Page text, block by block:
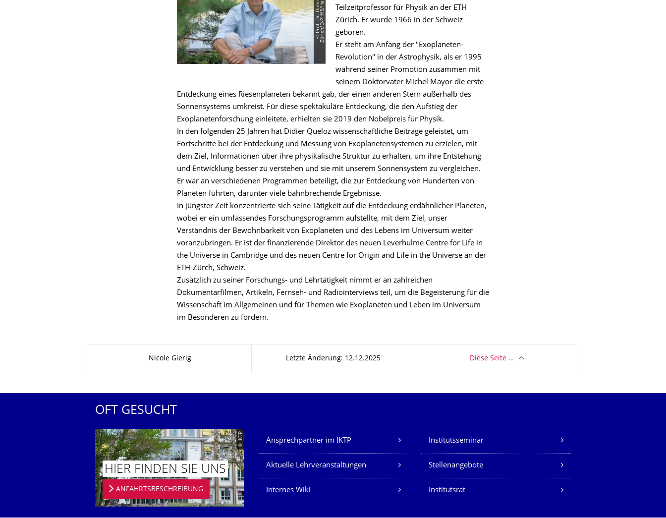
Teilzeitprofessor für Physik an der ETH
Zürich. Er wurde 1966 in der Schweiz
geboren.
Er steht am Anfang der "Exoplaneten-
Revolution" in der Astrophysik, als er 1995
während seiner Promotion zusammen mit
seinem Doktorvater Michel Mayor die erste
Entdeckung eines Riesenplaneten bekannt gab, der einen anderen Stern außerhalb des
Sonnensystems umkreist. Für diese spektakuläre Entdeckung, die den Aufstieg der
Exoplanetenforschung einleitete, erhielten sie 2019 den Nobelpreis für Physik.
In den folgenden 25 Jahren hat Didier Queloz wissenschaftliche Beiträge geleistet, um
Fortschritte bei der Entdeckung und Messung von Exoplanetensystemen zu erzielen, mit
dem Ziel, Informationen über ihre physikalische Struktur zu erhalten, um ihre Entstehung
und Entwicklung besser zu verstehen und sie mit unserem Sonnensystem zu vergleichen.
Er war an verschiedenen Programmen beteiligt, die zur Entdeckung von Hunderten von
Planeten führten, darunter viele bahnbrechende Ergebnisse.
In jüngster Zeit konzentrierte sich seine Tätigkeit auf die Entdeckung erdähnlicher Planeten,
wobei er ein umfassendes Forschungsprogramm aufstellte, mit dem Ziel, unser
Verständnis der Bewohnbarkeit von Exoplaneten und des Lebens im Universum weiter
voranzubringen. Er ist der finanzierende Direktor des neuen Leverhulme Centre for Life in
the Universe in Cambridge und des neuen Centre for Origin and Life in the Universe an der
ETH-Zürch, Schweiz.
Zusätzlich zu seiner Forschungs- und Lehrtätigkeit nimmt er an zahlreichen
Dokumentarfilmen, Artikeln, Fernseh- und Radiointerviews teil, um die Begeisterung für die
Wissenschaft im Allgemeinen und für Themen wie Exoplaneten und Leben im Universum
im Besonderen zu fördern.
Nicole Gierig Letzte Änderung: 12.12.2025 Diese Seite …
OFT GESUCHT
© IKTP
HIER FINDEN SIE UNS
ANFAHRTSBESCHREIBUNG
Unsere Dienste
Ansprechpartner im IKTP Institutsseminar
Aktuelle Lehrveranstaltungen Stellenangebote
Internes Wiki Institutsrat